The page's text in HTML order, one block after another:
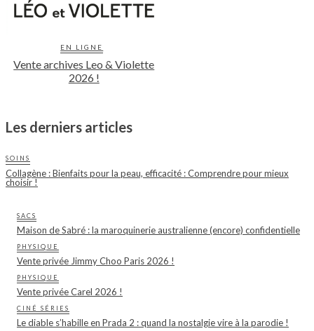
EN LIGNE
Vente archives Leo & Violette
2026 !
Les derniers articles
SOINS
Collagène : Bienfaits pour la peau, efficacité : Comprendre pour mieux
choisir !
SACS
Maison de Sabré : la maroquinerie australienne (encore) confidentielle
PHYSIQUE
Vente privée Jimmy Choo Paris 2026 !
PHYSIQUE
Vente privée Carel 2026 !
CINÉ SÉRIES
Le diable s’habille en Prada 2 : quand la nostalgie vire à la parodie !